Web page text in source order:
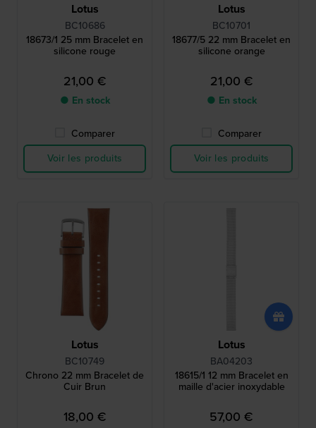
Lotus
BC10686
18673/1 25 mm Bracelet en
silicone rouge
21,00 €
● En stock
Comparer
Voir les produits
Lotus
BC10701
18677/5 22 mm Bracelet en
silicone orange
21,00 €
● En stock
Comparer
Voir les produits
Lotus
BC10749
Chrono 22 mm Bracelet de
Cuir Brun
18,00 €
Lotus
BA04203
18615/1 12 mm Bracelet en
maille d'acier inoxydable
57,00 €